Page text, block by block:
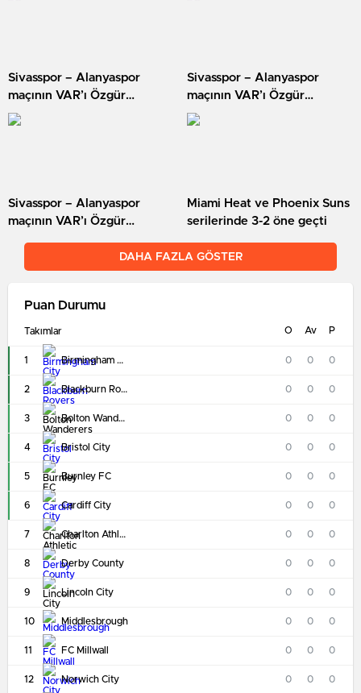
Sivasspor – Alanyaspor
maçının VAR’ı Özgür
Yankaya oldu
Sivasspor – Alanyaspor
maçının VAR’ı Özgür
Yankaya oldu
Sivasspor – Alanyaspor
maçının VAR’ı Özgür
Miami Heat ve Phoenix Suns
serilerinde 3-2 öne geçti
DAHA FAZLA GÖSTER
Puan Durumu
Takımlar O Av P
1 Birmingham City 0 0 0
2 Blackburn Rovers 0 0 0
3 Bolton Wanderers 0 0 0
4 Bristol City 0 0 0
5 Burnley FC 0 0 0
6 Cardiff City 0 0 0
7 Charlton Athletic 0 0 0
8 Derby County 0 0 0
9 Lincoln City 0 0 0
10 Middlesbrough 0 0 0
11 FC Millwall 0 0 0
12 Norwich City 0 0 0